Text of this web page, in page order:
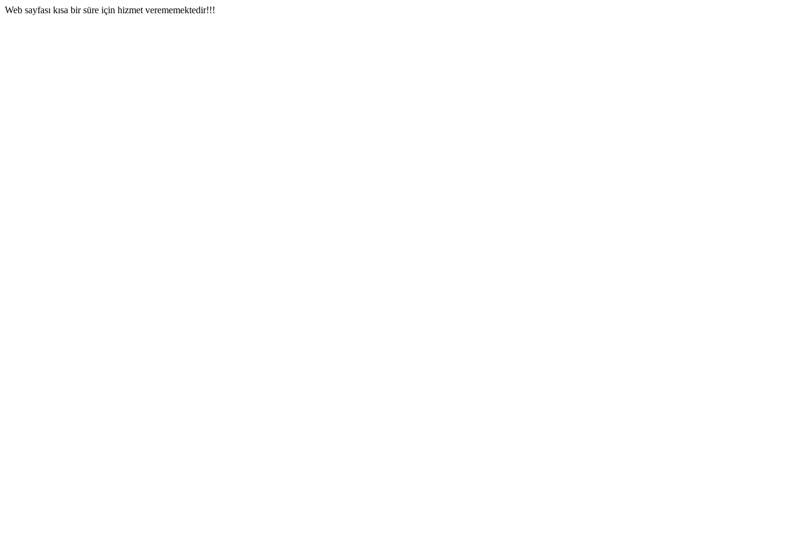
Web sayfası kısa bir süre için hizmet verememektedir!!!